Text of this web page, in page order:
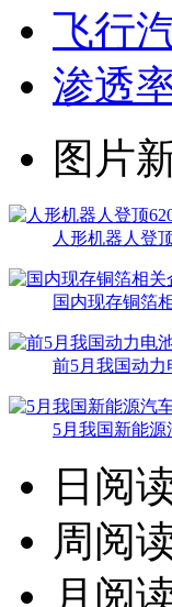
飞行
渗透
图片
人形机器人登
国内现存铜箔
前5月我国动力
5月我国新能源
日阅
周阅
月阅